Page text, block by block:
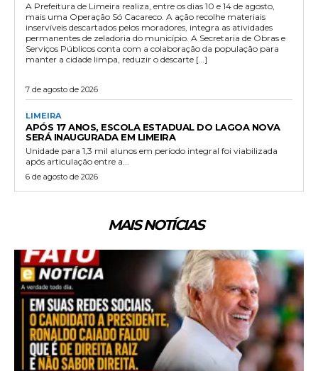
A Prefeitura de Limeira realiza, entre os dias 10 e 14 de agosto,
mais uma Operação Só Cacareco. A ação recolhe materiais
inservíveis descartados pelos moradores, integra as atividades
permanentes de zeladoria do município. A Secretaria de Obras e
Serviços Públicos conta com a colaboração da população para
manter a cidade limpa, reduzir o descarte […]
7 de agosto de 2026
LIMEIRA
APÓS 17 ANOS, ESCOLA ESTADUAL DO LAGOA NOVA
SERÁ INAUGURADA EM LIMEIRA
Unidade para 1,3 mil alunos em período integral foi viabilizada
após articulação entre a...
6 de agosto de 2026
MAIS NOTÍCIAS